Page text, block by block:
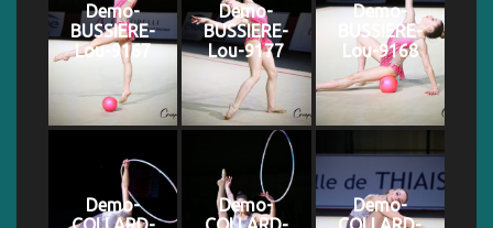
Demo-
BUSSIERE-
Lou-9167
Demo-
BUSSIERE-
Lou-9177
Demo-
BUSSIERE-
Lou-9168
Demo-
Demo-
Demo-